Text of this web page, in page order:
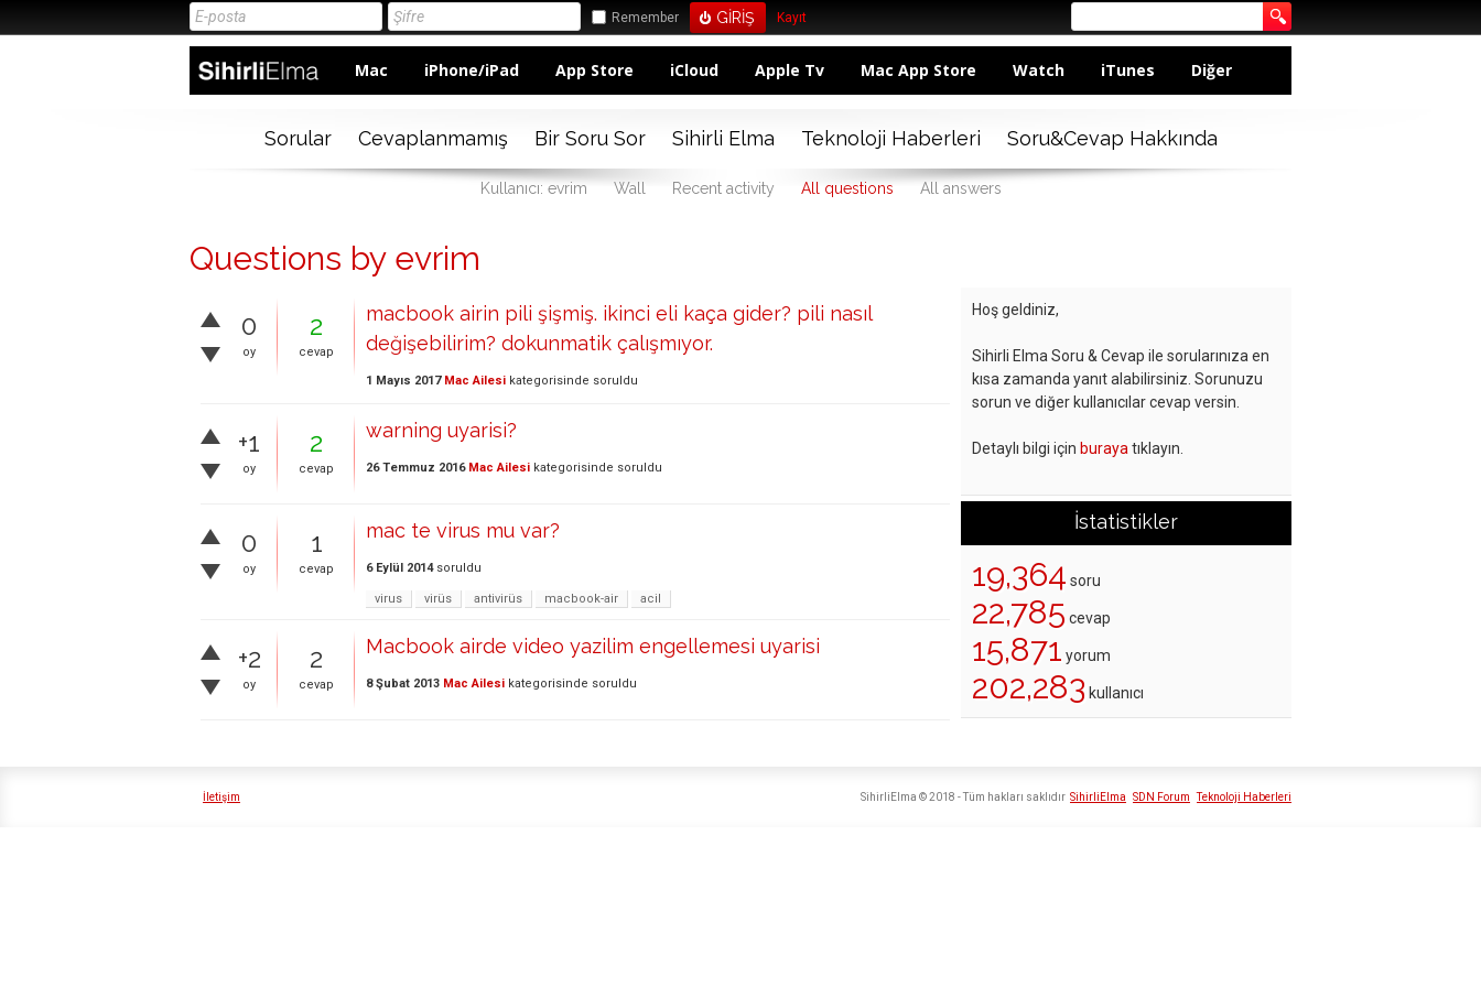
Remember Kayıt
Mac iPhone/iPad App Store iCloud Apple Tv Mac App Store Watch iTunes Diğer
Sorular Cevaplanmamış Bir Soru Sor Sihirli Elma Teknoloji Haberleri Soru&Cevap Hakkında
Kullanıcı: evrim Wall Recent activity All questions All answers
Questions by evrim
0
oy
2
cevap
macbook airin pili şişmiş. ikinci eli kaça gider? pili nasıl
değişebilirim? dokunmatik çalışmıyor.
1 Mayıs 2017 Mac Ailesi kategorisinde soruldu
+1
oy
2
cevap
warning uyarisi?
26 Temmuz 2016 Mac Ailesi kategorisinde soruldu
0
oy
1
cevap
mac te virus mu var?
6 Eylül 2014 soruldu
virus virüs antivirüs macbook-air acil
+2
oy
2
cevap
Macbook airde video yazilim engellemesi uyarisi
8 Şubat 2013 Mac Ailesi kategorisinde soruldu
Hoş geldiniz,
Sihirli Elma Soru & Cevap ile sorularınıza en
kısa zamanda yanıt alabilirsiniz. Sorunuzu
sorun ve diğer kullanıcılar cevap versin.
Detaylı bilgi için buraya tıklayın.
İstatistikler
19,364 soru
22,785 cevap
15,871 yorum
202,283 kullanıcı
İletişim SihirliElma SDN Forum Teknoloji Haberleri
SihirliElma © 2018 - Tüm hakları saklıdır